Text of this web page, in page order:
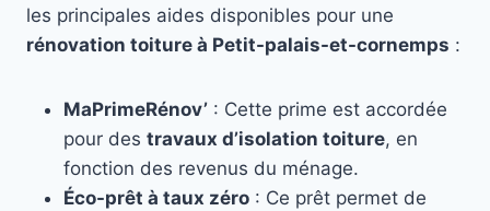
les principales aides disponibles pour une
rénovation toiture à Petit-palais-et-cornemps :
MaPrimeRénov’ : Cette prime est accordée
pour des travaux d’isolation toiture, en
fonction des revenus du ménage.
Éco-prêt à taux zéro : Ce prêt permet de